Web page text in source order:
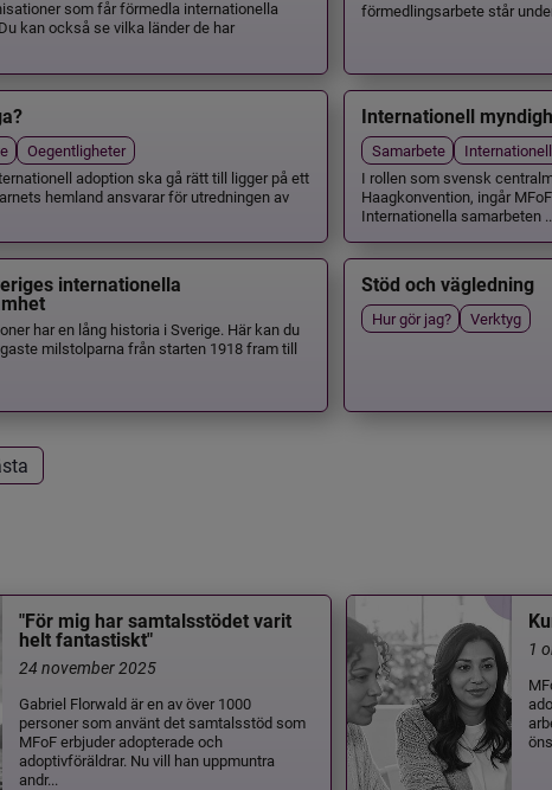
som får förmedla internationella
kan också se vilka länder de har
förmedlingsarbete står
Oegentligheter
adoption ska gå rätt till ligger på ett
hemland ansvarar för utredningen av
Internationell
Samarbete
I rollen som svensk
Haagkonvention, ingår
Internationella samarbeten
internationella
har en lång historia i Sverige. Här kan du
milstolparna från starten 1918 fram till
Stöd och vägledning
Hur gör jag? Verktyg
"För mig har samtalsstödet varit
helt fantastiskt"
24 november 2025
Gabriel Florwald är en av över 1000
personer som använt det samtalsstöd som
MFoF erbjuder adopterade och
adoptivföräldrar. Nu vill han uppmuntra
andr...
1